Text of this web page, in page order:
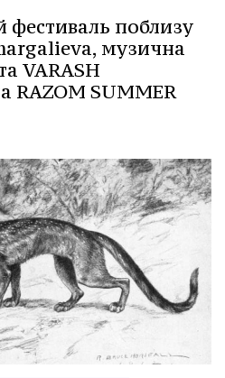
фестиваль поблизу
музична
VARASH
RAZOM SUMMER